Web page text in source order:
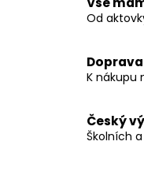
Od
K nákupu
Český
Školních